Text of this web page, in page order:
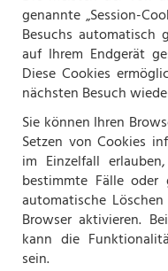
genannte „Session-
Besuchs automatisch
auf Ihrem Endgerät
Diese Cookies
nächsten Besuch
Sie können Ihren
Setzen von Cookies
im Einzelfall
bestimmte Fälle oder
automatische
Browser aktivieren.
kann die
sein.